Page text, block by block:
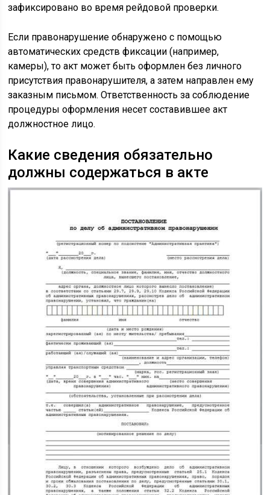
зафиксировано во время рейдовой проверки.
Если правонарушение обнаружено с помощью
автоматических средств фиксации (например,
камеры), то акт может быть оформлен без личного
присутствия правонарушителя, а затем направлен ему
заказным письмом. Ответственность за соблюдение
процедуры оформления несет составившее акт
должностное лицо.
Какие сведения обязательно
должны содержаться в акте